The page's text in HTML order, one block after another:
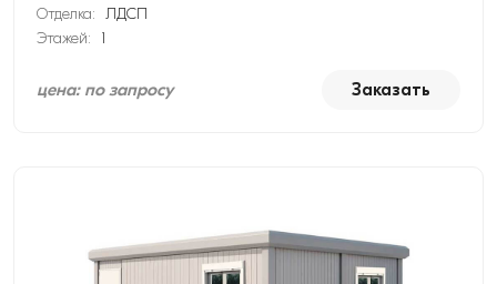
Отделка: ЛДСП
Этажей:
1
цена: по запросу Заказать